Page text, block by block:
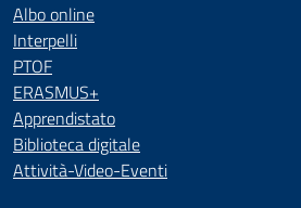
Albo online
Interpelli
PTOF
ERASMUS+
Apprendistato
Biblioteca digitale
Attività-Video-Eventi